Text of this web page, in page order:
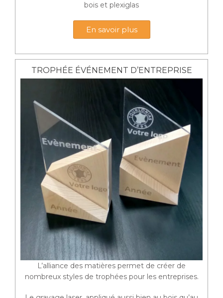
bois et plexiglas
En savoir plus
TROPHÉE ÉVÉNEMENT D’ENTREPRISE
L’alliance des matières permet de créer de
nombreux styles de trophées pour les entreprises.